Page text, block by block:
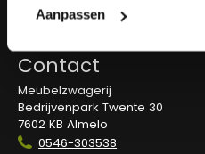
Aanpassen
Overeenkomst herroepen
Contact
Meubelzwagerij
Bedrijvenpark Twente 30
7602 KB Almelo
0546-303538